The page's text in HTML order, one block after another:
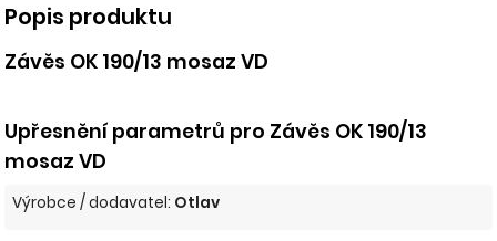
Popis produktu
Závěs OK 190/13 mosaz VD
Upřesnění parametrů pro Závěs OK 190/13
mosaz VD
Výrobce / dodavatel: Otlav